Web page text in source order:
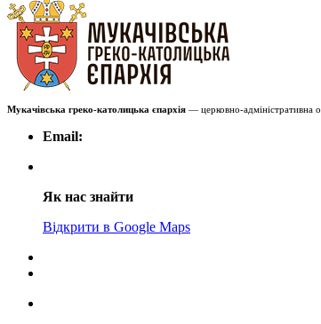
Мукачівська греко-католицька єпархія — церковно-адміністративна
Email:
Як нас знайти
Відкрити в Google Maps